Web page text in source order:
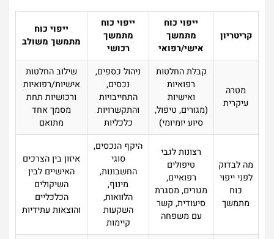
קריטריון
ייפוי כוח
מתמשך
אישי/רפואי
ייפוי כוח
מתמשך
רכושי
ייפוי כוח
מתמשך משולב
מטרה
עיקרית
קבלת החלטות
רפואיות
ואישיות
(מגורים, טיפול,
סיוע יומיומי)
ניהול כספים,
נכסים,
התחייבויות
והתקשרויות
כלכליות
שילוב החלטות
אישיות/רפואיות
ורכושיות תחת
מסמך אחד
מתואם
מה לבדוק
לפני ייפוי
כוח
מתמשך
רצונות לגבי
טיפולים
רפואיים,
מגורים, מסגרת
סיעודית, קשר
עם משפחה
היקף הנכסים,
סוגי
החשבונות,
מינוף,
הלוואות,
השקעות
קיימות
איזון בין הצרכים
האישיים לבין
השיקולים
הכלכליים
והוצאות עתידיות